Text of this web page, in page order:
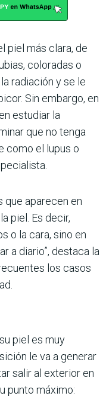
piel más clara, de
coloradas o
radiación y se le
Sin embargo, en
estudiar la
que no tenga
como el lupus o
que aparecen en
piel. Es decir,
o la cara, sino en
a diario”, destaca la
los casos
piel es muy
le va a generar
salir al exterior en
punto máximo: